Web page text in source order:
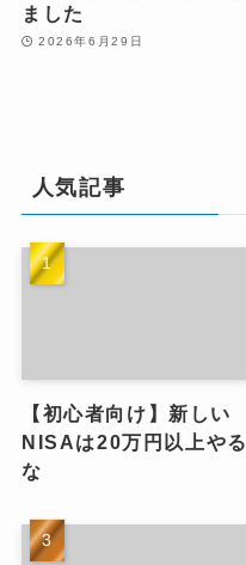
ました
2026年6月29日
人気記事
【初心者向け】新しい
NISAは20万円以上やる
な